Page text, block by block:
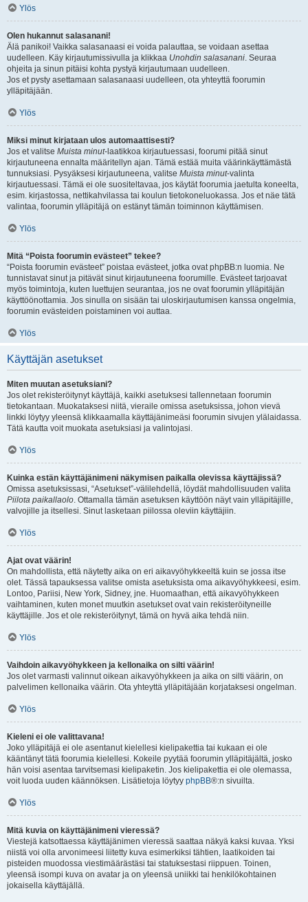
Ylös
Olen hukannut salasanani!
Älä panikoi! Vaikka salasanaasi ei voida palauttaa, se voidaan asettaa
uudelleen. Käy kirjautumissivulla ja klikkaa Unohdin salasanani. Seuraa
ohjeita ja sinun pitäisi kohta pystyä kirjautumaan uudelleen.
Jos et pysty asettamaan salasanaasi uudelleen, ota yhteyttä foorumin
ylläpitäjään.
Ylös
Miksi minut kirjataan ulos automaattisesti?
Jos et valitse Muista minut-laatikkoa kirjautuessasi, foorumi pitää sinut
kirjautuneena ennalta määritellyn ajan. Tämä estää muita väärinkäyttämästä
tunnuksiasi. Pysyäksesi kirjautuneena, valitse Muista minut-valinta
kirjautuessasi. Tämä ei ole suositeltavaa, jos käytät foorumia jaetulta koneelta,
esim. kirjastossa, nettikahvilassa tai koulun tietokoneluokassa. Jos et näe tätä
valintaa, foorumin ylläpitäjä on estänyt tämän toiminnon käyttämisen.
Ylös
Mitä “Poista foorumin evästeet” tekee?
“Poista foorumin evästeet” poistaa evästeet, jotka ovat phpBB:n luomia. Ne
tunnistavat sinut ja pitävät sinut kirjautuneena foorumille. Evästeet tarjoavat
myös toimintoja, kuten luettujen seurantaa, jos ne ovat foorumin ylläpitäjän
käyttöönottamia. Jos sinulla on sisään tai uloskirjautumisen kanssa ongelmia,
foorumin evästeiden poistaminen voi auttaa.
Ylös
Käyttäjän asetukset
Miten muutan asetuksiani?
Jos olet rekisteröitynyt käyttäjä, kaikki asetuksesi tallennetaan foorumin
tietokantaan. Muokataksesi niitä, vieraile omissa asetuksissa, johon vievä
linkki löytyy yleensä klikkaamalla käyttäjänimeäsi foorumin sivujen ylälaidassa.
Tätä kautta voit muokata asetuksiasi ja valintojasi.
Ylös
Kuinka estän käyttäjänimeni näkymisen paikalla olevissa käyttäjissä?
Omissa asetuksissasi, “Asetukset”-välilehdellä, löydät mahdollisuuden valita
Piilota paikallaolo. Ottamalla tämän asetuksen käyttöön näyt vain ylläpitäjille,
valvojille ja itsellesi. Sinut lasketaan piilossa oleviin käyttäjiin.
Ylös
Ajat ovat väärin!
On mahdollista, että näytetty aika on eri aikavyöhykkeeltä kuin se jossa itse
olet. Tässä tapauksessa valitse omista asetuksista oma aikavyöhykkeesi, esim.
Lontoo, Pariisi, New York, Sidney, jne. Huomaathan, että aikavyöhykkeen
vaihtaminen, kuten monet muutkin asetukset ovat vain rekisteröityneille
käyttäjille. Jos et ole rekisteröitynyt, tämä on hyvä aika tehdä niin.
Ylös
Vaihdoin aikavyöhykkeen ja kellonaika on silti väärin!
Jos olet varmasti valinnut oikean aikavyöhykkeen ja aika on silti väärin, on
palvelimen kellonaika väärin. Ota yhteyttä ylläpitäjään korjataksesi ongelman.
Ylös
Kieleni ei ole valittavana!
Joko ylläpitäjä ei ole asentanut kielellesi kielipakettia tai kukaan ei ole
kääntänyt tätä foorumia kielellesi. Kokeile pyytää foorumin ylläpitäjältä, josko
hän voisi asentaa tarvitsemasi kielipaketin. Jos kielipakettia ei ole olemassa,
voit luoda uuden käännöksen. Lisätietoja löytyy phpBB®:n sivuilta.
Ylös
Mitä kuvia on käyttäjänimeni vieressä?
Viestejä katsottaessa käyttäjänimen vieressä saattaa näkyä kaksi kuvaa. Yksi
niistä voi olla arvonimeesi liitetty kuva esimerkiksi tähtien, laatikoiden tai
pisteiden muodossa viestimäärästäsi tai statuksestasi riippuen. Toinen,
yleensä isompi kuva on avatar ja on yleensä uniikki tai henkilökohtainen
jokaisella käyttäjällä.